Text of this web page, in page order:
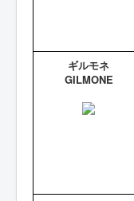
ギルモネ
GILMONE